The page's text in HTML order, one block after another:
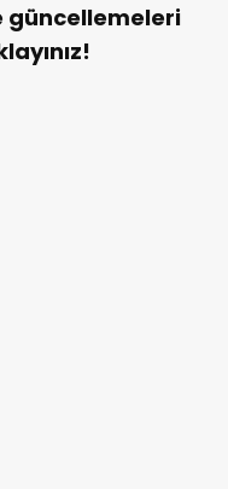
güncellemeleri